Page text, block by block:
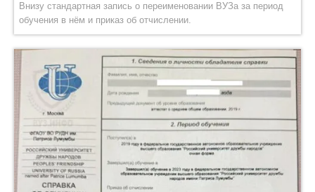
Внизу стандартная запись о переименовании ВУЗа за период
обучения в нём и приказ об отчислении.